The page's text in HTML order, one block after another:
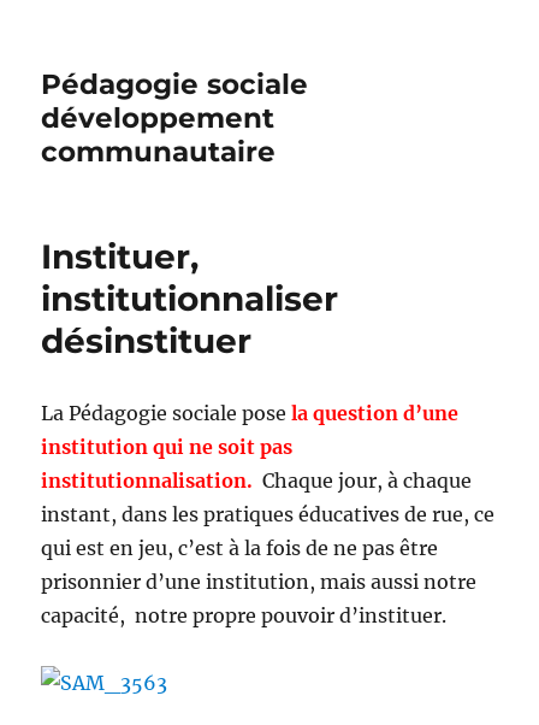
Pédagogie sociale
développement
communautaire
Instituer,
institutionnaliser
désinstituer
La Pédagogie sociale posela question d’une
institution qui ne soit pas
institutionnalisation. Chaque jour, à chaque
instant, dans les pratiques éducatives de rue, ce
qui est en jeu, c’est à la fois de ne pas être
prisonnier d’une institution, mais aussi notre
capacité, notre propre pouvoir d’instituer.